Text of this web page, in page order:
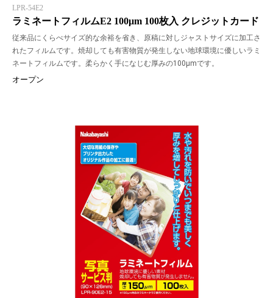
LPR-54E2
ラミネートフィルムE2 100μm 100枚入 クレジットカード
従来品にくらべサイズ的な余裕を省き、原稿に対しジャストサイズに加工さ
れたフィルムです。焼却しても有害物質が発生しない地球環境に優しいラミ
ネートフィルムです。柔らかく手になじむ厚みの100μmです。
オープン